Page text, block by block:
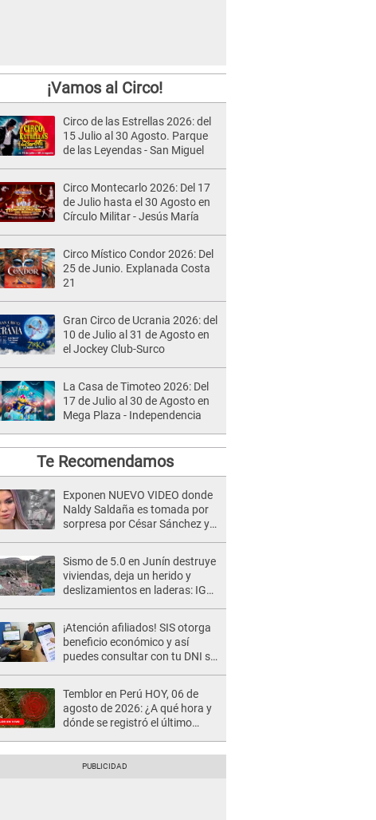
¡Vamos al Circo!
Circo de las Estrellas 2026: del
15 Julio al 30 Agosto. Parque
de las Leyendas - San Miguel
Circo Montecarlo 2026: Del 17
de Julio hasta el 30 Agosto en
Círculo Militar - Jesús María
Circo Místico Condor 2026: Del
25 de Junio. Explanada Costa
21
Gran Circo de Ucrania 2026: del
10 de Julio al 31 de Agosto en
el Jockey Club-Surco
La Casa de Timoteo 2026: Del
17 de Julio al 30 de Agosto en
Mega Plaza - Independencia
Te Recomendamos
Exponen NUEVO VIDEO donde
Naldy Saldaña es tomada por
sorpresa por César Sánchez y
Sismo de 5.0 en Junín destruye
viviendas, deja un herido y
deslizamientos en laderas: IGP
¡Atención afiliados! SIS otorga
beneficio económico y así
puedes consultar con tu DNI si
Temblor en Perú HOY, 06 de
agosto de 2026: ¿A qué hora y
dónde se registró el último